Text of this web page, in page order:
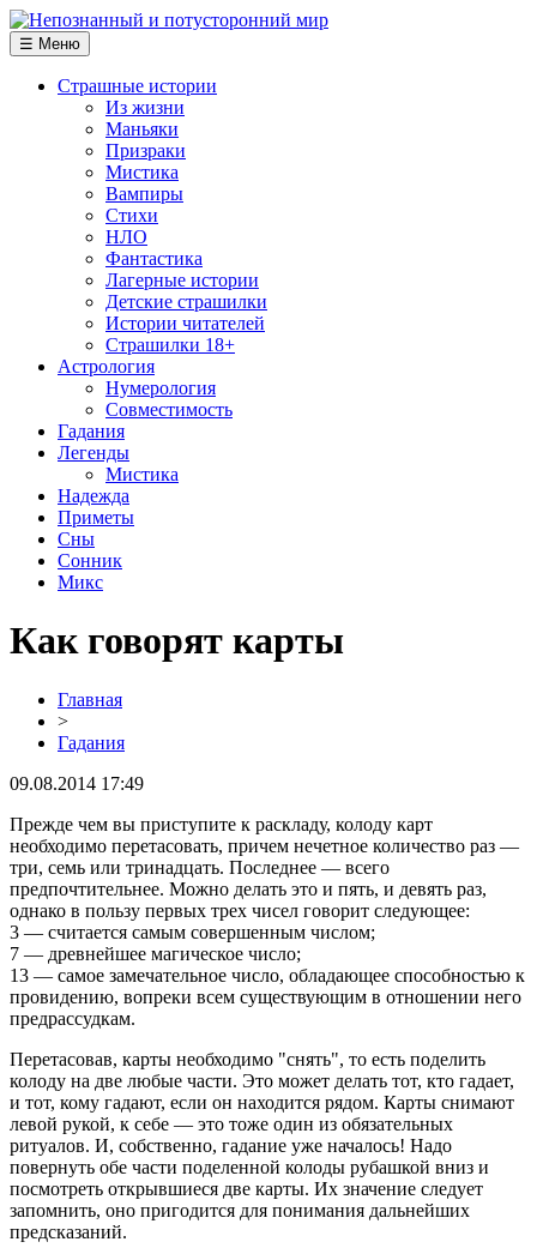
☰ Меню
Страшные истории
Из жизни
Маньяки
Призраки
Мистика
Вампиры
Стихи
НЛО
Фантастика
Лагерные истории
Детские страшилки
Истории читателей
Страшилки 18+
Астрология
Нумерология
Совместимость
Гадания
Легенды
Мистика
Надежда
Приметы
Сны
Сонник
Микс
Как говорят карты
Главная
>
Гадания
09.08.2014 17:49
Прежде чем вы приступите к раскладу, колоду карт
необходимо перетасовать, причем нечетное количество раз —
три, семь или тринадцать. Последнее — всего
предпочтительнее. Можно делать это и пять, и девять раз,
однако в пользу первых трех чисел говорит следующее:
3 — считается самым совершенным числом;
7 — древнейшее магическое число;
13 — самое замечательное число, обладающее способностью к
провидению, вопреки всем существующим в отношении него
предрассудкам.
Перетасовав, карты необходимо "снять", то есть поделить
колоду на две любые части. Это может делать тот, кто гадает,
и тот, кому гадают, если он находится рядом. Карты снимают
левой рукой, к себе — это тоже один из обязательных
ритуалов. И, собственно, гадание уже началось! Надо
повернуть обе части поделенной колоды рубашкой вниз и
посмотреть открывшиеся две карты. Их значение следует
запомнить, оно пригодится для понимания дальнейших
предсказаний.